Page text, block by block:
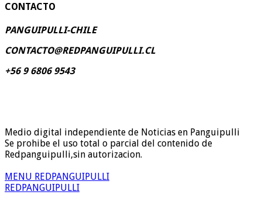
CONTACTO
PANGUIPULLI-CHILE
CONTACTO@REDPANGUIPULLI.CL
+56 9 6806 9543
Medio digital independiente de Noticias en Panguipulli
Se prohibe el uso total o parcial del contenido de
Redpanguipulli,sin autorizacion.
MENU REDPANGUIPULLI
REDPANGUIPULLI